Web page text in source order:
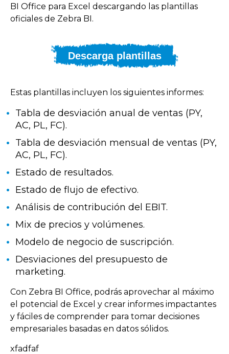
BI Office para Excel descargando las plantillas
oficiales de Zebra BI.
Descarga plantillas
Estas plantillas incluyen los siguientes informes:
Tabla de desviación anual de ventas (PY,
AC, PL, FC).
Tabla de desviación mensual de ventas (PY,
AC, PL, FC).
Estado de resultados.
Estado de flujo de efectivo.
Análisis de contribución del EBIT.
Mix de precios y volúmenes.
Modelo de negocio de suscripción.
Desviaciones del presupuesto de
marketing.
Con Zebra BI Office, podrás aprovechar al máximo
el potencial de Excel y crear informes impactantes
y fáciles de comprender para tomar decisiones
empresariales basadas en datos sólidos.
xfadfaf